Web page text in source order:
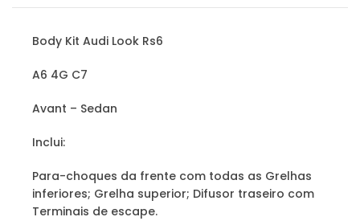
Look
Body Kit Audi Look Rs6
A6 4G C7
Avant – Sedan
Inclui:
Para-choques da frente com todas as Grelhas
inferiores; Grelha superior; Difusor traseiro com
Terminais de escape.